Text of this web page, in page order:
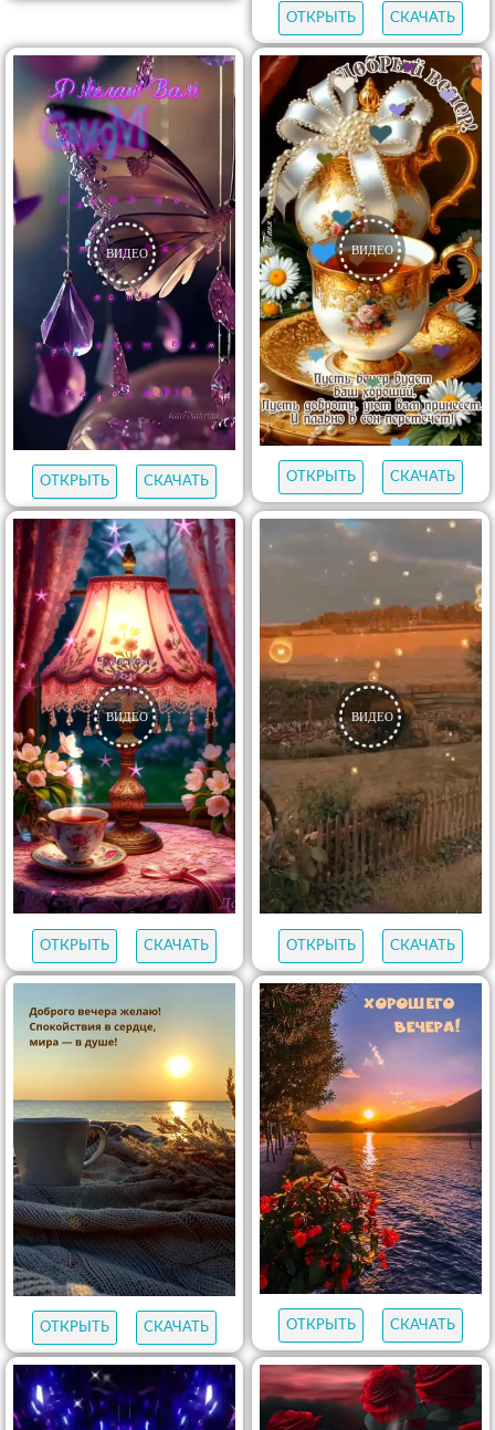
ОТКРЫТЬ СКАЧАТЬ
ОТКРЫТЬ СКАЧАТЬ ОТКРЫТЬ СКАЧАТЬ
ОТКРЫТЬ СКАЧАТЬ ОТКРЫТЬ СКАЧАТЬ
ОТКРЫТЬ СКАЧАТЬ ОТКРЫТЬ СКАЧАТЬ